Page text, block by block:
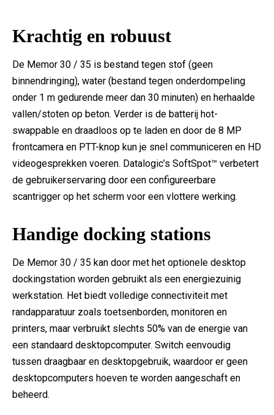
Krachtig en robuust
De Memor 30 / 35 is bestand tegen stof (geen
binnendringing), water (bestand tegen onderdompeling
onder 1 m gedurende meer dan 30 minuten) en herhaalde
vallen/stoten op beton. Verder is de batterij hot-
swappable en draadloos op te laden en door de 8 MP
frontcamera en PTT-knop kun je snel communiceren en HD
videogesprekken voeren. Datalogic’s SoftSpot™ verbetert
de gebruikerservaring door een configureerbare
scantrigger op het scherm voor een vlottere werking.
Handige docking stations
De Memor 30 / 35 kan door met het optionele desktop
dockingstation worden gebruikt als een energiezuinig
werkstation. Het biedt volledige connectiviteit met
randapparatuur zoals toetsenborden, monitoren en
printers, maar verbruikt slechts 50% van de energie van
een standaard desktopcomputer. Switch eenvoudig
tussen draagbaar en desktopgebruik, waardoor er geen
desktopcomputers hoeven te worden aangeschaft en
beheerd.